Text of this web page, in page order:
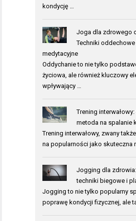
kondycję …
Joga dla zdrowego
Techniki
medytacyjne
Oddychanie to nie tylko
życiowa, ale również kluczowy
wpływający …
Trening
metoda na spalanie
Trening interwałowy, zwany
na popularności jako skuteczna
Jogging dla
techniki biegowe i
Jogging to nie tylko popularny
poprawę kondycji fizycznej, ale